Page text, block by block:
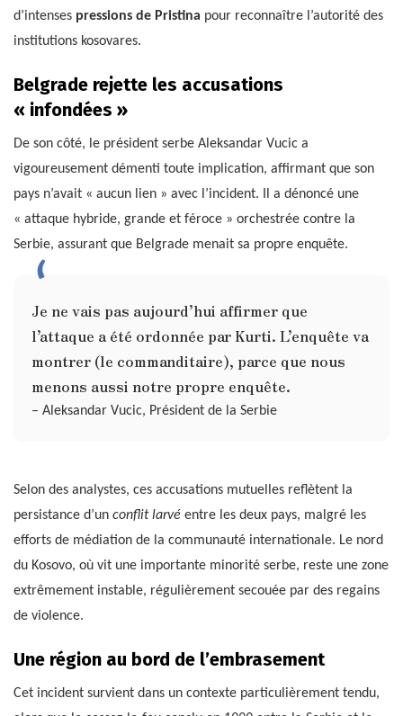
d’intenses pressions de Pristina pour reconnaître l’autorité des
institutions kosovares.
Belgrade rejette les accusations
« infondées »
De son côté, le président serbe Aleksandar Vucic a
vigoureusement démenti toute implication, affirmant que son
pays n’avait « aucun lien » avec l’incident. Il a dénoncé une
« attaque hybride, grande et féroce » orchestrée contre la
Serbie, assurant que Belgrade menait sa propre enquête.
Je ne vais pas aujourd’hui affirmer que
l’attaque a été ordonnée par Kurti. L’enquête va
montrer (le commanditaire), parce que nous
menons aussi notre propre enquête.
– Aleksandar Vucic, Président de la Serbie
Selon des analystes, ces accusations mutuelles reflètent la
persistance d’un conflit larvé entre les deux pays, malgré les
efforts de médiation de la communauté internationale. Le nord
du Kosovo, où vit une importante minorité serbe, reste une zone
extrêmement instable, régulièrement secouée par des regains
de violence.
Une région au bord de l’embrasement
Cet incident survient dans un contexte particulièrement tendu,